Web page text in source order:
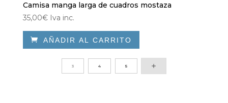
Camisa manga larga de cuadros mostaza
35,00€ Iva inc.
 AÑADIR AL CARRITO
3 4 5